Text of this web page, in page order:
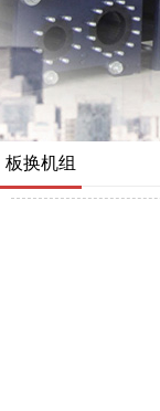
板换机组